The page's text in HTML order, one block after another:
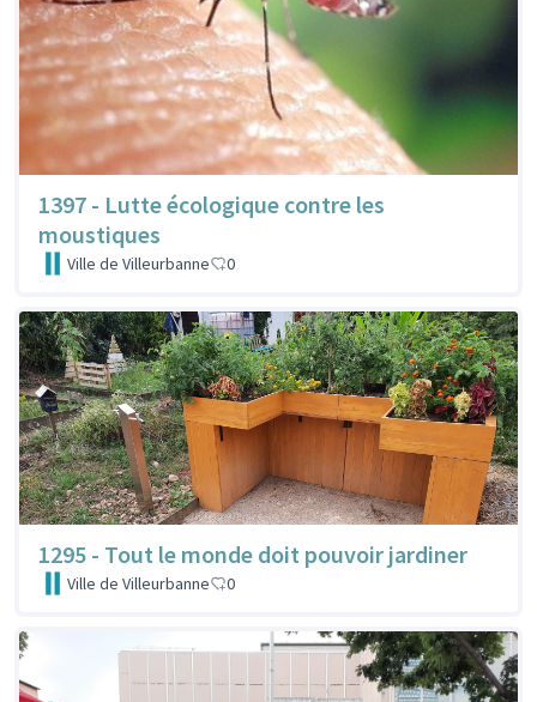
1397 - Lutte écologique contre les
moustiques
Ville de Villeurbanne 0
1295 - Tout le monde doit pouvoir jardiner
Ville de Villeurbanne 0